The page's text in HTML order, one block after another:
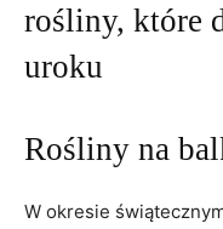
rośliny, które
uroku
Rośliny na
W okresie